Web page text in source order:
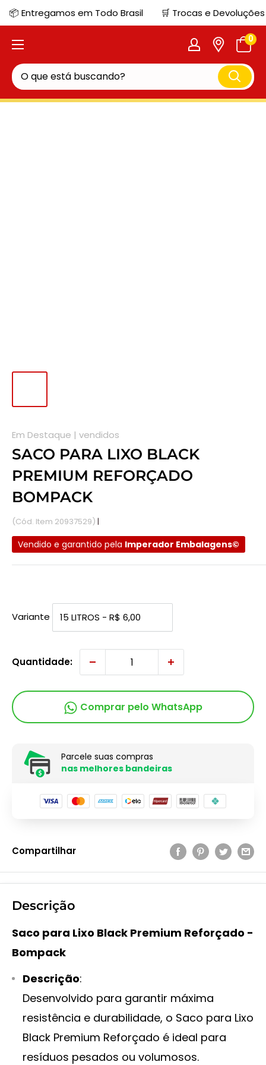
📦 Entregamos em Todo Brasil 🛒 Trocas e
0
Em Destaque | vendidos
SACO PARA LIXO BLACK
PREMIUM REFORÇADO
BOMPACK
(Cód. Item 20937529) |
Vendido e garantido pela Imperador Embalagens©
Variante
Quantidade:
Comprar pelo WhatsApp
Parcele suas compras
nas melhores bandeiras
Compartilhar
Descrição
Saco para Lixo Black Premium Reforçado -
Bompack
Descrição:
Desenvolvido para garantir máxima
resistência e durabilidade, o Saco para Lixo
Black Premium Reforçado é ideal para
resíduos pesados ou volumosos.